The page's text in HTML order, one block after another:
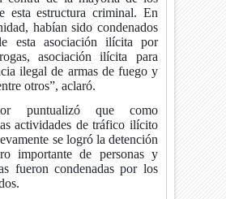
esta estructura criminal. En
habían sido condenados
esta asociación ilícita por
asociación ilícita para
ilegal de armas de fuego y
otros”, aclaró.
puntualizó que como
actividades de tráfico ilícito
se logró la detención
importante de personas y
fueron condenadas por los